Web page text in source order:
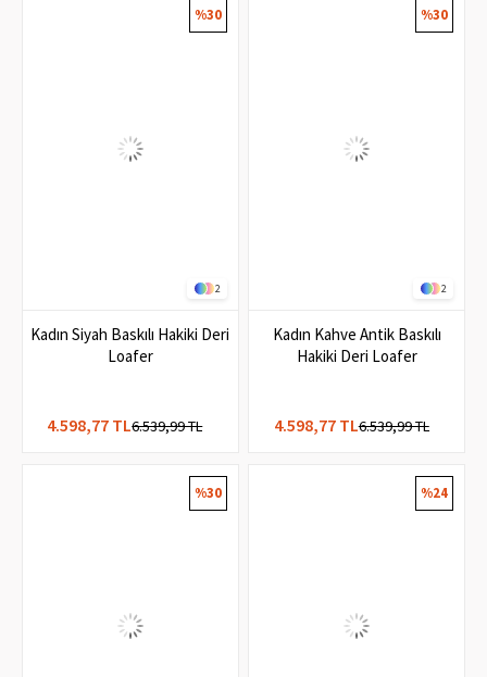
2
Kadın Siyah Baskılı Hakiki Deri
Loafer
4.598,77 TL6.539,99 TL
%30
2
Kadın Kahve Antik Baskılı
Hakiki Deri Loafer
4.598,77 TL6.539,99 TL
%30
%30 %24